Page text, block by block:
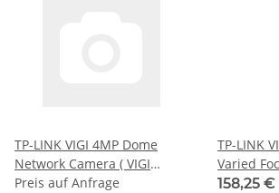
TP-LINK VIGI 4MP Dome
Network Camera ( VIGI
C240I(4MM) )
Preis auf Anfrage
TP-LINK
Varied
Camera
158,25 €